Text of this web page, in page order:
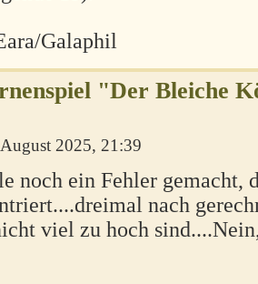
Galaphil
"Der Bleiche
2025, 21:39
noch ein Fehler gemacht,
nach
viel zu hoch